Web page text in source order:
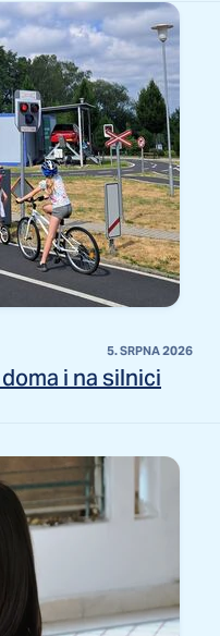
5. SRPNA 2026
i na silnici